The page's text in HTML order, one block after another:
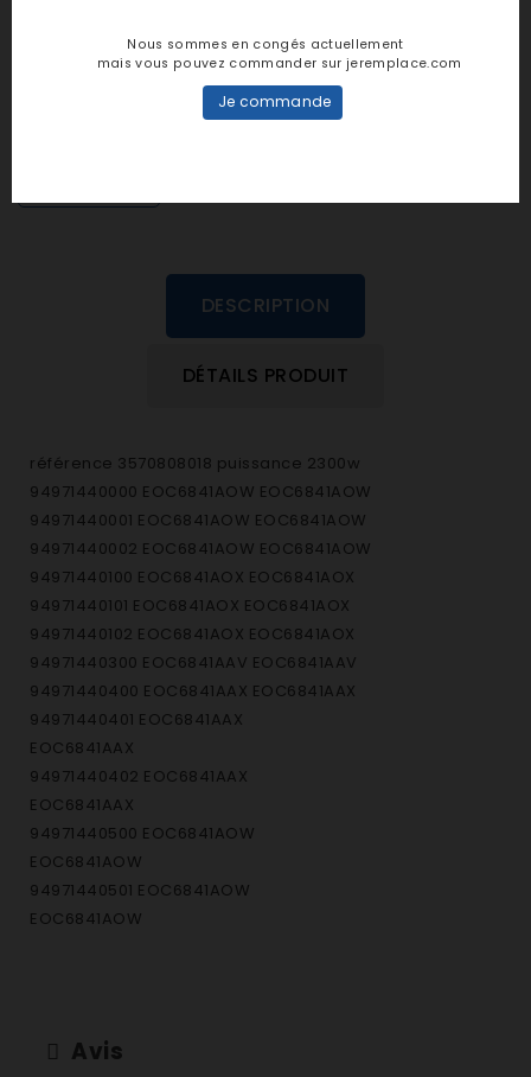
personne n'a encore posté d'avis
DESCRIPTION
DÉTAILS PRODUIT
référence 3570808018 puissance 2300w
94971440000 EOC6841AOW EOC6841AOW
94971440001 EOC6841AOW EOC6841AOW
94971440002 EOC6841AOW EOC6841AOW
94971440100 EOC6841AOX EOC6841AOX
94971440101 EOC6841AOX EOC6841AOX
94971440102 EOC6841AOX EOC6841AOX
94971440300 EOC6841AAV EOC6841AAV
94971440400 EOC6841AAX EOC6841AAX
94971440401 EOC6841AAX
EOC6841AAX
94971440402 EOC6841AAX
EOC6841AAX
94971440500 EOC6841AOW
EOC6841AOW
94971440501 EOC6841AOW
EOC6841AOW
94971440701 EOC6841AOX EOC6841AOX
Avis
Nous sommes en congés actuellement
mais vous pouvez commander sur jeremplace.com
Je commande